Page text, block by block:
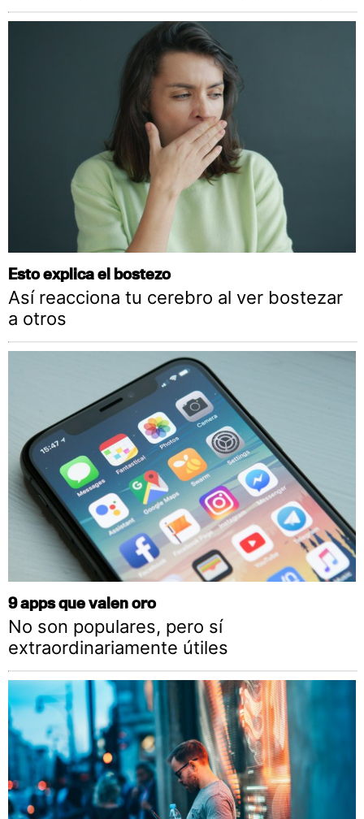
Esto explica el bostezo
Así reacciona tu cerebro al ver bostezar
a otros
9 apps que valen oro
No son populares, pero sí
extraordinariamente útiles